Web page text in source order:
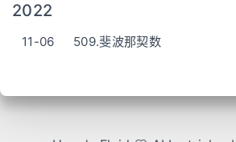
2022
11-06 509.斐波那契数